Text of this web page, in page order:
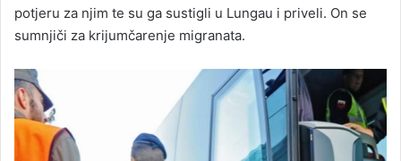
potjeru za njim te su ga sustigli u Lungau i priveli. On se
sumnjiči za krijumčarenje migranata.